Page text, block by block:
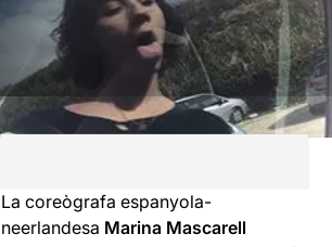
La coreògrafa espanyola-
neerlandesa Marina Mascarell